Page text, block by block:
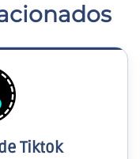
Tiktok